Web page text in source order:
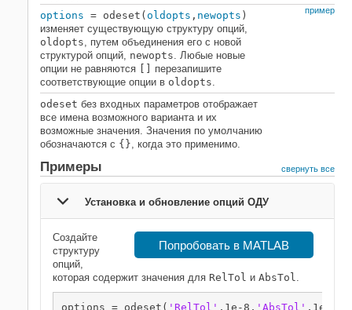
пример
options = odeset( oldopts , newopts )
изменяет существующую структуру опций,
oldopts, путем объединения его с новой
структурой опций, newopts. Любые новые
опции не равняются
перезапишите
соответствующие опции в oldopts.
odeset без входных параметров отображает
все имена возможного варианта и их
возможные значения. Значения по умолчанию
обозначаются с {}, когда это применимо.
Примеры свернуть все
Установка и обновление опций ОДУ
Попробовать в MATLAB
Создайте
структуру
опций,
которая содержит значения для RelTol и AbsTol.
options = odeset( 'RelTol' ,1e-8, 'AbsTol' ,1e-